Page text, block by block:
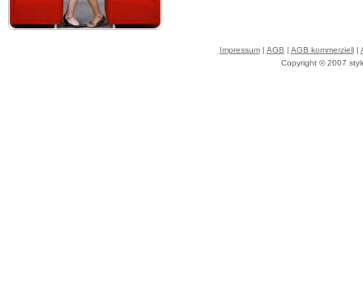
Impressum| AGB | AGB kommerziell|
Copyright © 2007